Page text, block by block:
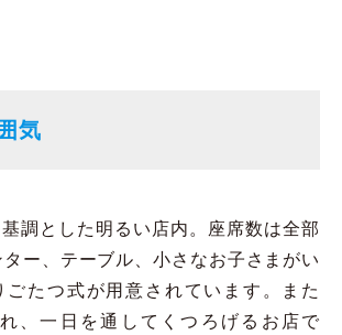
気
調とした明るい店内。座席数は全部
ー、テーブル、小さなお子さまがい
ごたつ式が用意されています。また
、一日を通してくつろげるお店で